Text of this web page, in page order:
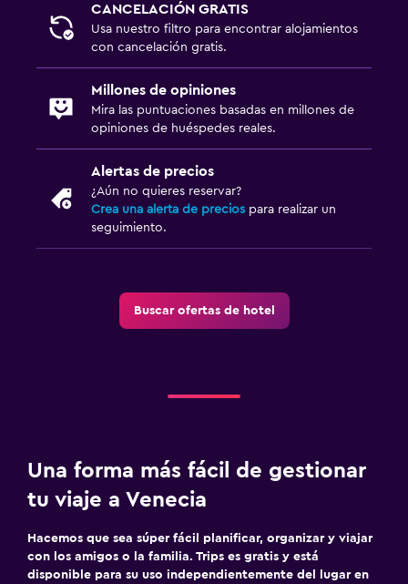
CANCELACIÓN GRATIS
Usa nuestro filtro para encontrar alojamientos
con cancelación gratis.
Millones de opiniones
Mira las puntuaciones basadas en millones de
opiniones de huéspedes reales.
Alertas de precios
¿Aún no quieres reservar?
Crea una alerta de precios para realizar un
seguimiento.
Buscar ofertas de hotel
Una forma más fácil de gestionar
tu viaje a Venecia
Hacemos que sea súper fácil planificar, organizar y viajar
con los amigos o la familia. Trips es gratis y está
disponible para su uso independientemente del lugar en